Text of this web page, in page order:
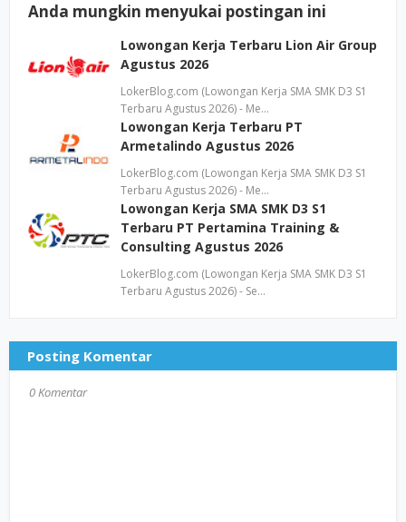
Anda mungkin menyukai postingan ini
Lowongan Kerja Terbaru Lion Air Group
Agustus 2026
LokerBlog.com (Lowongan Kerja SMA SMK D3 S1
Terbaru Agustus 2026) - Me…
Lowongan Kerja Terbaru PT
Armetalindo Agustus 2026
LokerBlog.com (Lowongan Kerja SMA SMK D3 S1
Terbaru Agustus 2026) - Me…
Lowongan Kerja SMA SMK D3 S1
Terbaru PT Pertamina Training &
Consulting Agustus 2026
LokerBlog.com (Lowongan Kerja SMA SMK D3 S1
Terbaru Agustus 2026) - Se…
Posting Komentar
0 Komentar